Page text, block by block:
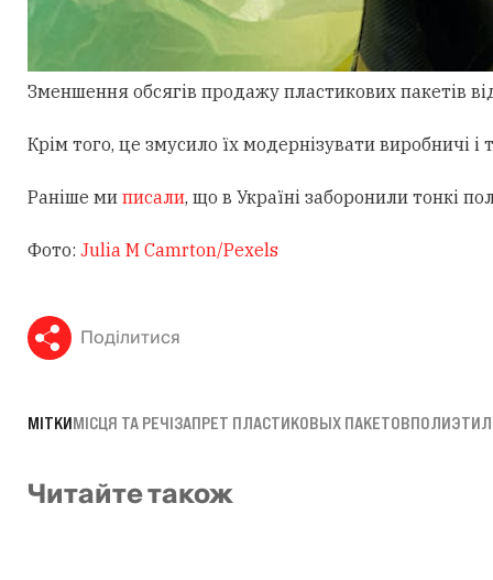
Зменшення обсягів продажу пластикових пакетів
Крім того, це змусило їх модернізувати виробничі
Раніше ми писали, що в Україні заборонили тонкі
Фото: Julia M Camrton/Pexels
Поділитися
МІТКИМІСЦЯ ТА РЕЧІЗАПРЕТ ПЛАСТИКОВЫХ ПАКЕТОВ
Читайте також